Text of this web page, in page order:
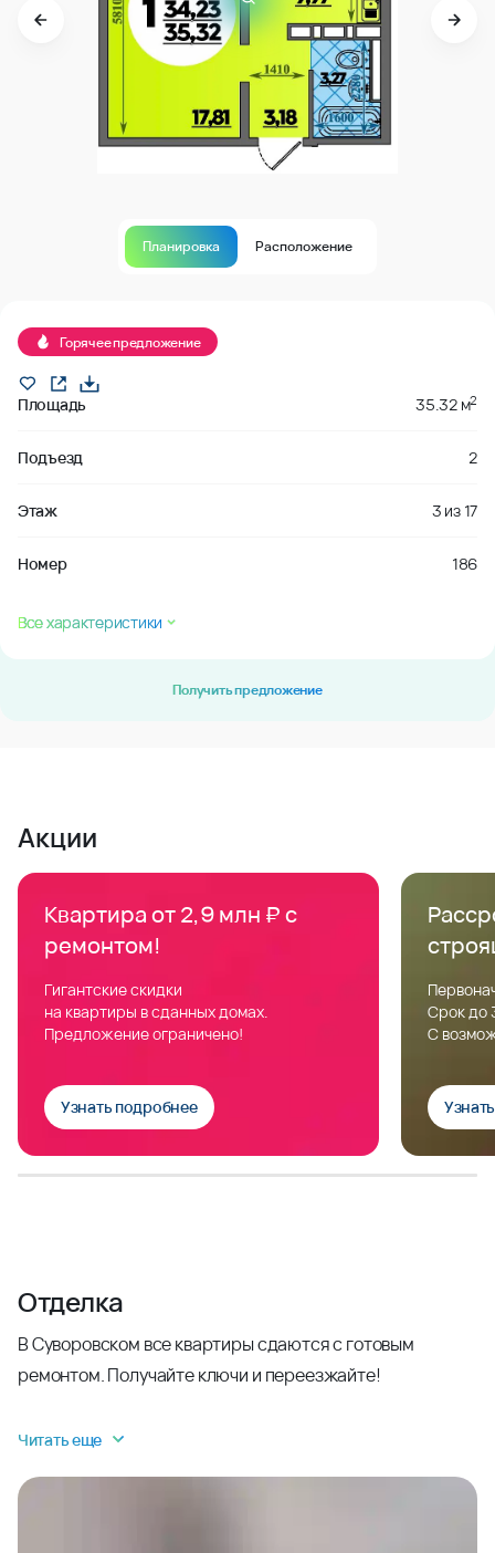
Планировка Расположение
Горячее предложение
Площадь 35.32 м2
Подъезд 2
Этаж 3 из17
Номер 186
Все характеристики
Получить предложение
Акции
Квартира от 2,9 млн ₽ с
ремонтом!
Гигантские скидки
на квартиры в сданных домах.
Предложение ограничено!
Узнать подробнее
Срок до
С
Отделка
В Суворовском все квартиры сдаются с готовым
ремонтом. Получайте ключи и переезжайте!
Читать еще